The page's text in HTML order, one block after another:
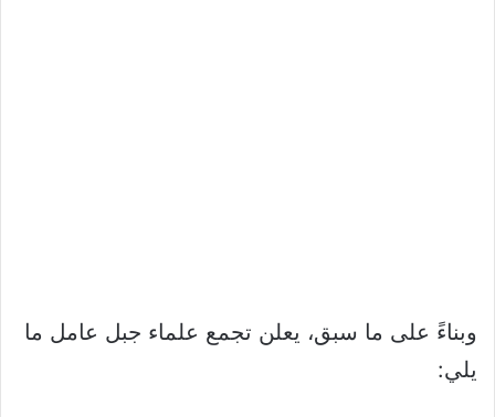
وبناءً على ما سبق، يعلن تجمع علماء جبل عامل ما
يلي: